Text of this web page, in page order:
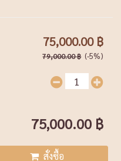
75,000.00 ฿
79,000.00 ฿ (-5%)
75,000.00 ฿
สั่งซื้อ